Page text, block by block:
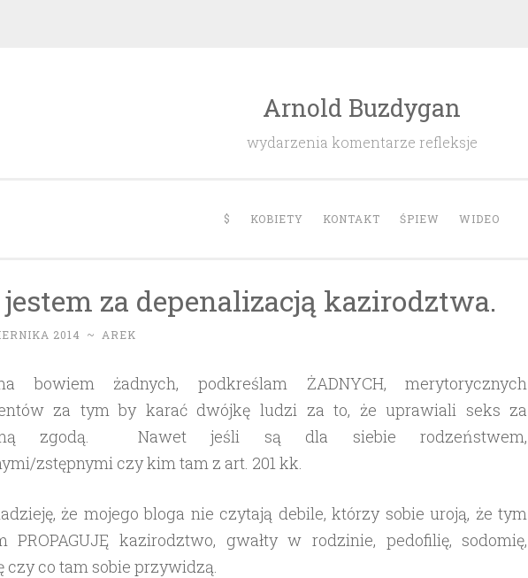
Arnold Buzdygan
wydarzenia komentarze refleksje
$ KOBIETY KONTAKT ŚPIEW WIDEO
za depenalizacją kazirodztwa.
2014 ~ AREK
bowiem żadnych, podkreślam ŻADNYCH, merytorycznych
za tym by karać dwójkę ludzi za to, że uprawiali seks za
zgodą. Nawet jeśli są dla siebie rodzeństwem,
zstępnymi czy kim tam z art. 201 kk.
że mojego bloga nie czytają debile, którzy sobie uroją, że tym
PROPAGUJĘ kazirodztwo, gwałty w rodzinie, pedofilię, sodomię,
czy co tam sobie przywidzą.